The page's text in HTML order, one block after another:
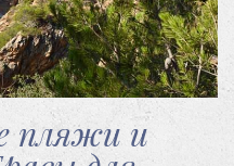
пляжи и